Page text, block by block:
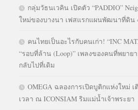
กลุ่มวัธนเวคิน เปิดตัว “PADDIO”
ใหม่ของบางนา เฟสแรกแผนพัฒนาที่ดิน
คนไทยเป็นอะไรกับคนเก่า! “INC
“รอบที่ล้าน (Loop)” เพลงของคนที่พยาย
กลับไปที่เดิม
OMEGA ฉลองการเปิดบูติกแห่งใหม่ เ
เวลา ณ ICONSIAM ริมแม่น้ำเจ้าพระยา